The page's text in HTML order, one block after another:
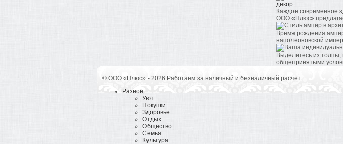
декор
Каждое современное
ООО «Плюс»
Время рождения
наполеоновской
Выделитесь из толпы,
общепринятыми
© ООО «Плюс» - 2026 Работаем за наличный и безналичный расчет.
Разное
Уют
Покупки
Здоровье
Отдых
Общество
Семья
Культура